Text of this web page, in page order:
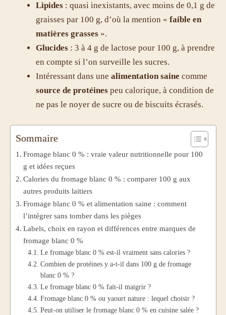
Lipides : quasi inexistants, avec moins de 0,1 g de
graisses par 100 g, d’où la mention « faible en
matières grasses ».
Glucides : 3 à 4 g de lactose pour 100 g, à prendre
en compte si l’on surveille les sucres.
Intéressant dans une alimentation saine comme
source de protéines peu calorique, à condition de
ne pas le noyer de sucre ou de biscuits écrasés.
Sommaire
Fromage blanc 0 % : vraie valeur nutritionnelle pour 100
g et idées reçues
Calories du fromage blanc 0 % : comparer 100 g aux
autres produits laitiers
Fromage blanc 0 % et alimentation saine : comment
l’intégrer sans tomber dans les pièges
Labels, choix en rayon et différences entre marques de
fromage blanc 0 %
Le fromage blanc 0 % est-il vraiment sans calories ?
Combien de protéines y a-t-il dans 100 g de fromage
blanc 0 % ?
Le fromage blanc 0 % fait-il maigrir ?
Fromage blanc 0 % ou yaourt nature : lequel choisir ?
Peut-on utiliser le fromage blanc 0 % en cuisine salée ?